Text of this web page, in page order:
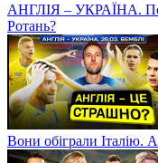
АНГЛІЯ – УКРАЇНА.
Ротань?
Вони обіграли Італію.